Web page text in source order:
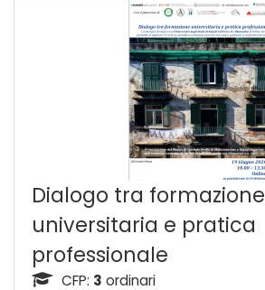
Dialogo tra formazione
universitaria e pratica
professionale
CFP: 3 ordinari